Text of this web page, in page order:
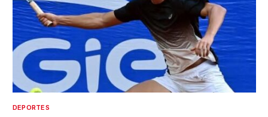
DEPORTES